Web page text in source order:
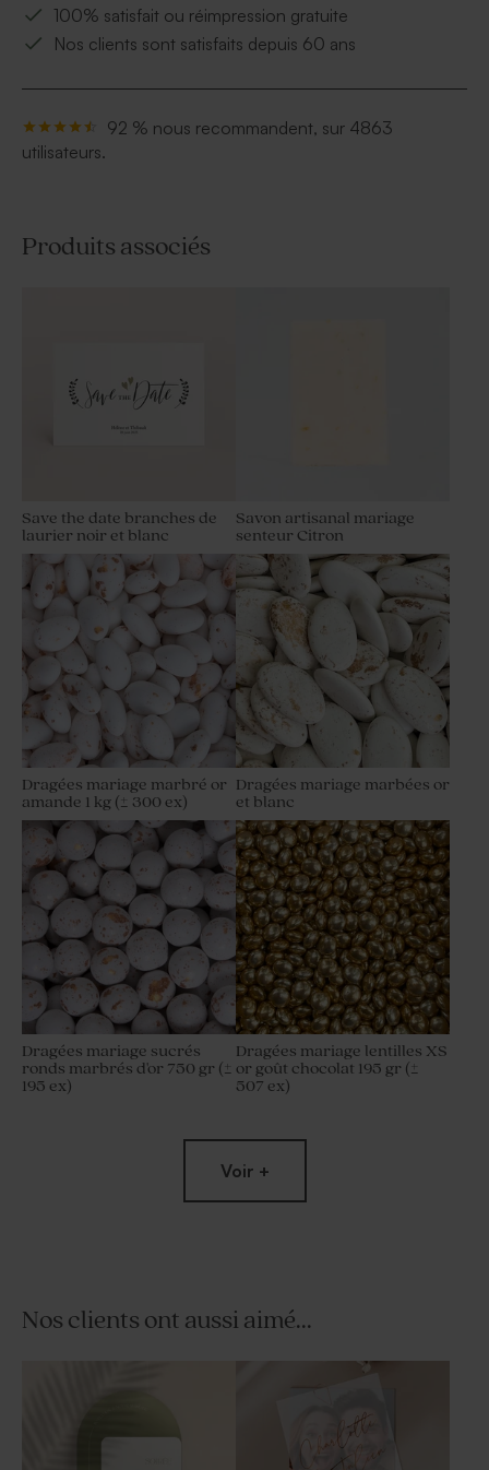
100% satisfait ou réimpression gratuite
Nos clients sont satisfaits depuis 60 ans
92 % nous recommandent, sur 4863
utilisateurs.
Produits associés
Save the date branches de
laurier noir et blanc
Savon artisanal mariage
senteur Citron
Dragées mariage marbré or
amande 1 kg (± 300 ex)
Dragées mariage marbées or
et blanc
Dragées mariage sucrés
ronds marbrés d'or 750 gr (±
195 ex)
Dragées mariage lentilles XS
or goût chocolat 195 gr (±
507 ex)
Contenant à dragées
mariage cloche dorée
Voir +
Nos clients ont aussi aimé...